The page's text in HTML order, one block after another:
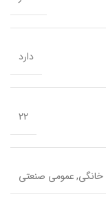
دارد
22
خانگی, عمومی صنعتی